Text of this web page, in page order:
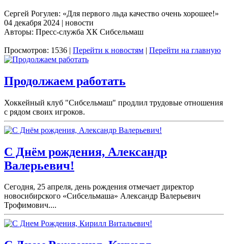
Сергей Рогулев: «Для первого льда качество очень хорошее!»
04 декабря 2024 | новости
Авторы: Пресс-служба ХК Сибсельмаш
Просмотров: 1536 | Перейти к новостям | Перейти на главную
Продолжаем работать
Хоккейный клуб "Сибсельмаш" продлил трудовые отношения
с рядом своих игроков.
С Днём рождения, Александр
Валерьевич!
Сегодня, 25 апреля, день рождения отмечает директор
новосибирского «Сибсельмаша» Александр Валерьевич
Трофимович....